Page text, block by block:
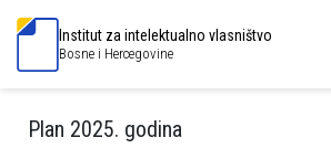
Institut za intelektualno vlasništvo
Bosne i Hercegovine
Plan 2025. godina